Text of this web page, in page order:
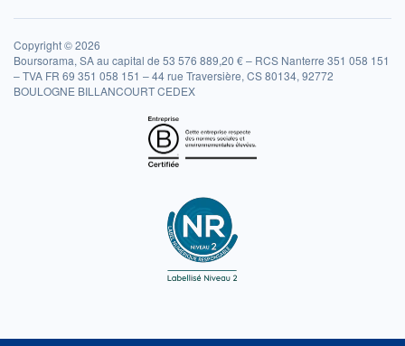
Copyright © 2026
Boursorama, SA au capital de 53 576 889,20 € – RCS Nanterre 351 058 151
– TVA FR 69 351 058 151 – 44 rue Traversière, CS 80134, 92772
BOULOGNE BILLANCOURT CEDEX